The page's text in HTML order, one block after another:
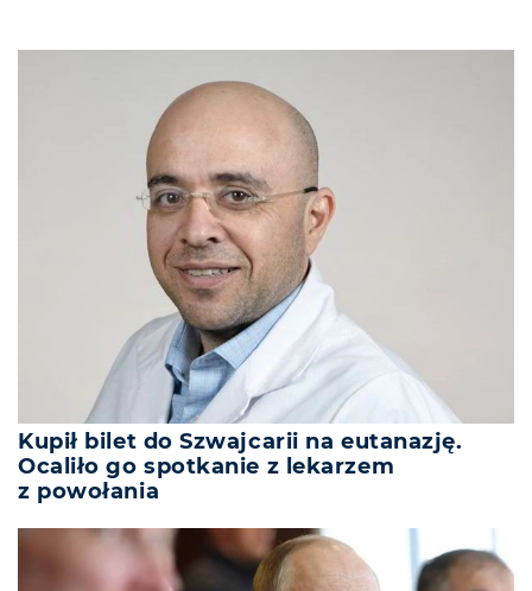
Kupił bilet do Szwajcarii na eutanazję.
Ocaliło go spotkanie z lekarzem
z powołania